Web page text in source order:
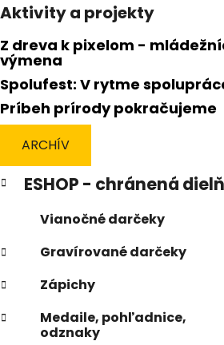
o
č
n
ý
p
a
e
l
Aktivity a projekty
Z dreva k pixelom -
výmena
Spolufest: V rytme
Príbeh prírody pokračujeme
ARCHÍV
Preskočiť
kategórie
K
a
g
ó
r
i
e
ESHOP - chránená
Vianočné darčeky
Gravírované darčeky
Zápichy
Medaile, pohľadnice,
odznaky